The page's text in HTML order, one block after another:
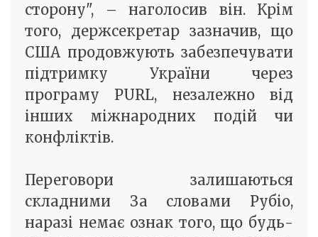
сторону", – наголосив він. Крім
того, держсекретар зазначив, що
США продовжують забезпечувати
підтримку України через
програму PURL, незалежно від
інших міжнародних подій чи
конфліктів.
Переговори залишаються
складними За словами Рубіо,
наразі немає ознак того, що будь-